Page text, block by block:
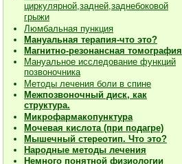
циркулярной,задней,заднебоковой
грыжи
Люмбальная пункция
Мануальная терапия-что это?
Магнитно-резонансная томография
Мануальное исследование функций
позвоночника
Методы лечения боли в спине
Межпозвоночный диск, как
структура.
Микрофармакопунктура
Мочевая кислота (при подагре)
Мышечный стереотип. Что это?
Народные методы лечения
Немного понятной физиологии